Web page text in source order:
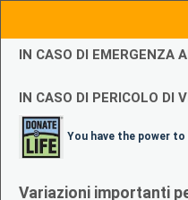
IN CASO DI EMERGENZA
IN CASO DI PERICOLO DI
You have the power
Variazioni importanti